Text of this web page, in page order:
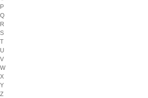
P
Q
R
S
T
U
V
W
X
Y
Z